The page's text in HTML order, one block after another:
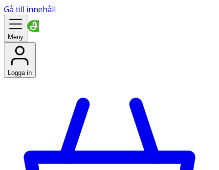
Gå till innehåll
Meny
Logga in